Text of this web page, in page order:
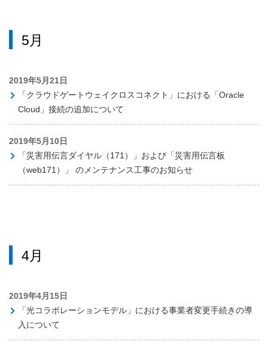
5月
2019年5月21日
「クラウドゲートウェイクロスコネクト」における「Oracle
Cloud」接続の追加について
2019年5月10日
「災害用伝言ダイヤル（171）」および「災害用伝言板
（web171）」 のメンテナンス工事のお知らせ
4月
2019年4月15日
「光コラボレーションモデル」における事業者変更手続きの導
入について